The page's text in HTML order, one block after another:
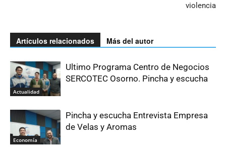
violencia
Artículos relacionados Más del autor
Actualidad
Ultimo Programa Centro de Negocios
SERCOTEC Osorno. Pincha y escucha
Economía
Pincha y escucha Entrevista Empresa
de Velas y Aromas